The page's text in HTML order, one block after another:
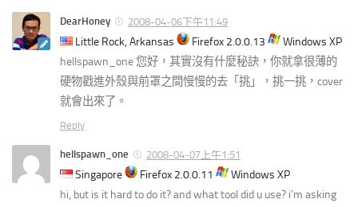
DearHoney 2008-04-06下午11:49
Little Rock, Arkansas Firefox 2.0.0.13
Windows XP
hellspawn_one 您好，其實沒有什麼秘訣，你就拿很薄的
硬物戳進外殼與前罩之間慢慢的去「挑」，挑一挑，cover
就會出來了。
Reply
hellspawn_one 2008-04-07上午1:51
Singapore Firefox 2.0.0.11
Windows XP
hi, but is it hard to do it? and what tool did u use? i’m asking